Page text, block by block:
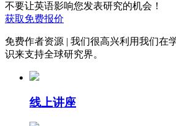
不要让英语影响您发表研究的机会！
获取免费报价
免费作者资源 | 我们很高兴利用我们在
识来支持全球研究界。
线上讲座